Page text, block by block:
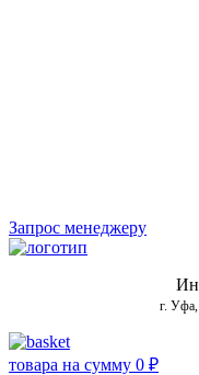
Запрос менеджеру
г.
товара на сумму 0 ₽